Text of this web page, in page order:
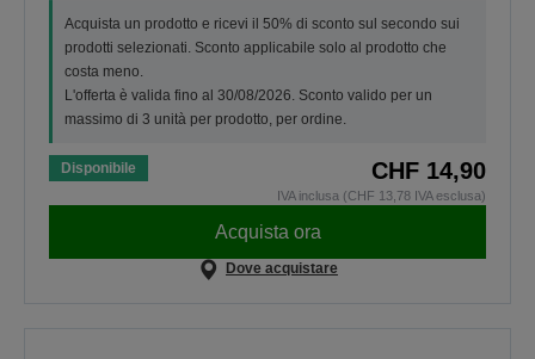
Acquista un prodotto e ricevi il 50% di sconto sul secondo sui
prodotti selezionati. Sconto applicabile solo al prodotto che
costa meno.
L'offerta è valida fino al 30/08/2026. Sconto valido per un
massimo di 3 unità per prodotto, per ordine.
Disponibile CHF 14,90
IVA inclusa (CHF 13,78 IVA esclusa)
Acquista ora
Dove acquistare